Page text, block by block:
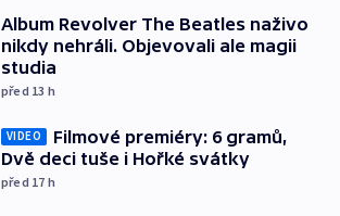
Album Revolver The Beatles naživo
nikdy nehráli. Objevovali ale magii
studia
před 13 h
VIDEO
Filmové premiéry: 6 gramů,
Dvě deci tuše i Hořké svátky
před 17 h